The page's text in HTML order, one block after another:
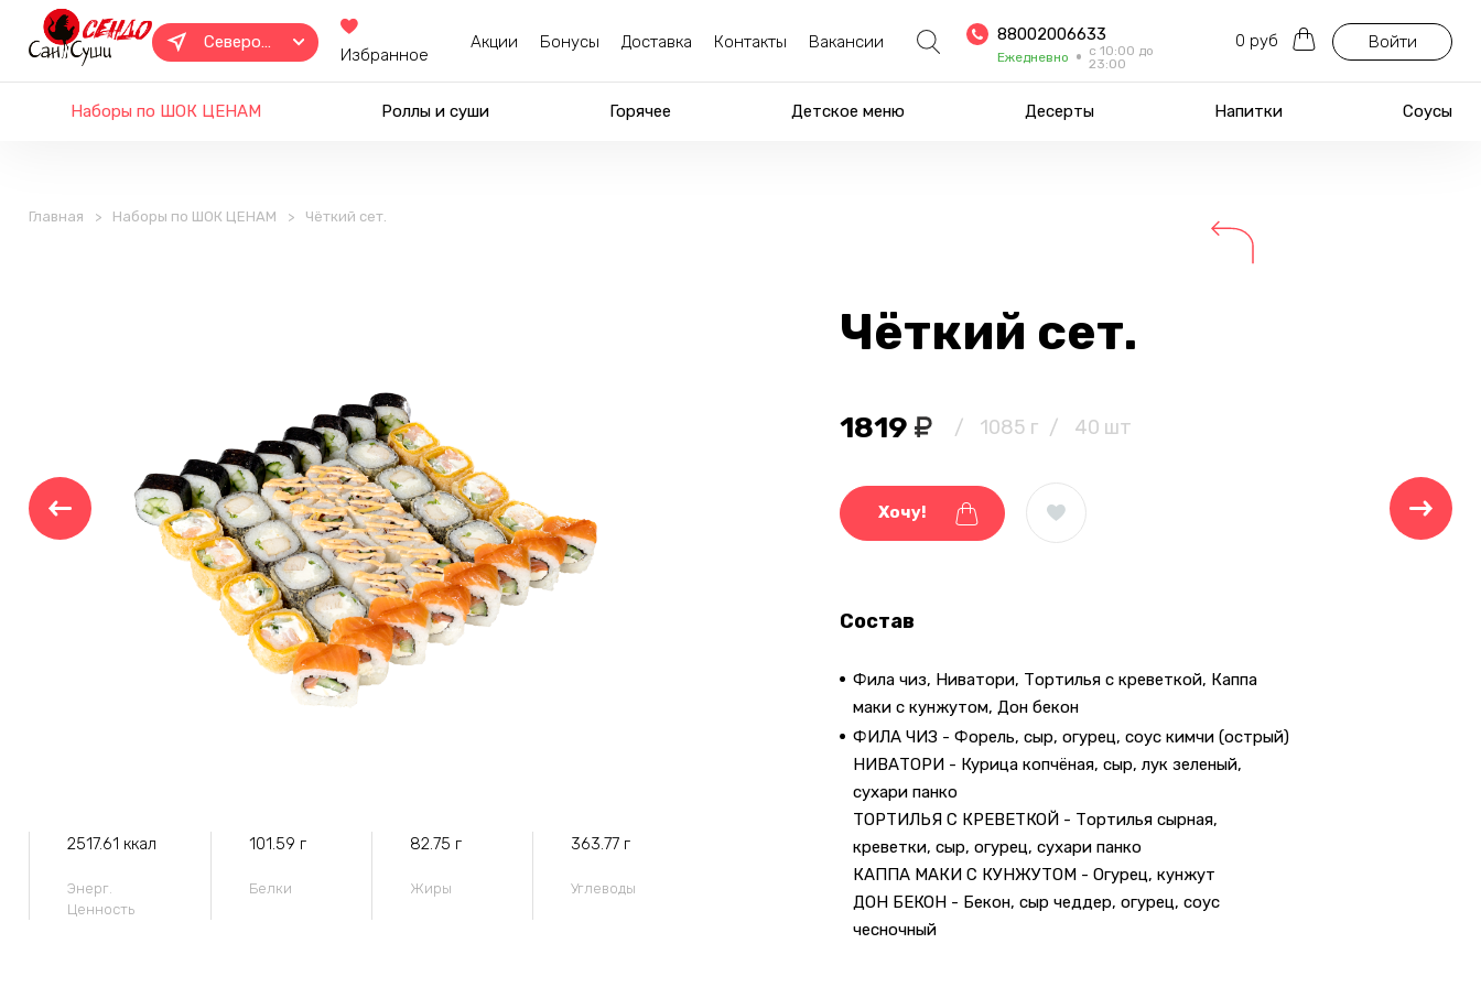
Северобайкальск
Избранное
Акции Бонусы Доставка Контакты Вакансии 88002006633
Ежедневно
с 10:00 до
23:00
0 руб Войти
Наборы по ШОК ЦЕНАМ Роллы и суши Горячее Детское меню Десерты Напитки Соусы
Главная Наборы по ШОК ЦЕНАМ Чёткий сет.
2517.61 ккал
Энерг.
Ценность
101.59 г
Белки
82.75 г
Жиры
363.77 г
Углеводы
Чёткий сет.
1819 / 1085 г / 40 шт
Хочу!
Состав
Фила чиз, Ниватори, Тортилья с креветкой, Каппа
маки с кунжутом, Дон бекон
ФИЛА ЧИЗ - Форель, сыр, огурец, соус кимчи (острый)
НИВАТОРИ - Курица копчёная, сыр, лук зеленый,
сухари панко
ТОРТИЛЬЯ С КРЕВЕТКОЙ - Тортилья сырная,
креветки, сыр, огурец, сухари панко
КАППА МАКИ С КУНЖУТОМ - Огурец, кунжут
ДОН БЕКОН - Бекон, сыр чеддер, огурец, соус
чесночный